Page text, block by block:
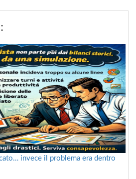
invece il problema era dentro